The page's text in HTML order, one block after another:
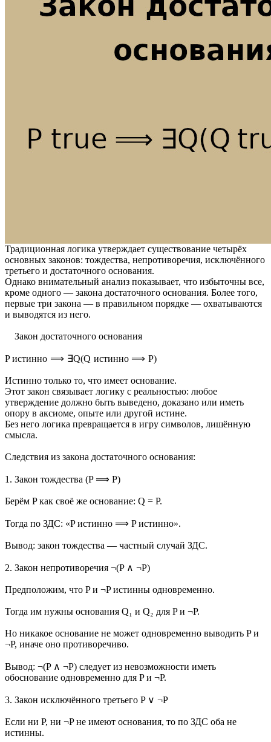
Традиционная логика утверждает существование четырёх
основных законов: тождества, непротиворечия, исключённого
третьего и достаточного основания.
Однако внимательный анализ показывает, что избыточны все,
кроме одного — закона достаточного основания. Более того,
первые три закона — в правильном порядке — охватываются
и выводятся из него.
Закон достаточного основания
P истинно ⟹ ∃Q(Q истинно ⟹ P)
Истинно только то, что имеет основание.
Этот закон связывает логику с реальностью: любое
утверждение должно быть выведено, доказано или иметь
опору в аксиоме, опыте или другой истине.
Без него логика превращается в игру символов, лишённую
смысла.
Следствия из закона достаточного основания:
1. Закон тождества (P ⟹ P)
Берём P как своё же основание: Q = P.
Тогда по ЗДС: «P истинно ⟹ P истинно».
Вывод: закон тождества — частный случай ЗДС.
2. Закон непротиворечия ¬(P ∧ ¬P)
Предположим, что P и ¬P истинны одновременно.
Тогда им нужны основания Q₁ и Q₂ для P и ¬P.
Но никакое основание не может одновременно выводить P и
¬P, иначе оно противоречиво.
Вывод: ¬(P ∧ ¬P) следует из невозможности иметь
обоснование одновременно для P и ¬P.
3. Закон исключённого третьего P ∨ ¬P
Если ни P, ни ¬P не имеют основания, то по ЗДС оба не
истинны.